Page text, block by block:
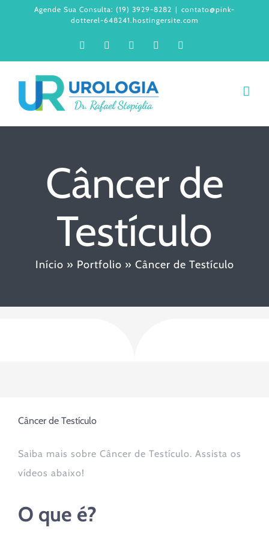
Agende Sua Consulta: (19) 3929-8282 | contato@pink-
dotterel-648241.hostingersite.com
FacebookInstagramLinkedInWhatsApp
Câncer de
Testículo
Início » Portfolio » Câncer de Testículo
Câncer de Testículo
Saiba mais sobre Câncer de Testículo. Assista os
vídeos abaixo!
O que é?